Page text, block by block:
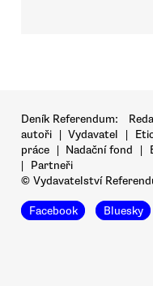
Deník Referendum:
autoři | Vydavatel |
práce | Nadační fond |
|
Partneři
© Vydavatelství
Facebook Bluesky